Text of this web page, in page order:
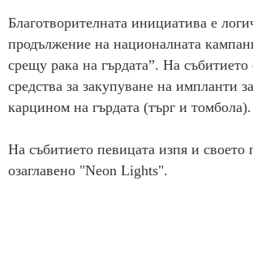
Благотворителната инициатива е
продължение на националната
срещу рака на гърдата”. На събитието
средства за закупуване на импланти
карцином на гърдата (търг и томбола).
На събитието певицата изпя и своето
озаглавено "Neon Lights".